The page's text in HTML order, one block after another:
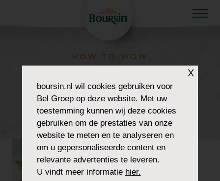
HOW TO WOW
MUSHROOM-
CROSTINI
X
boursin.nl wil cookies gebruiken voor
Bel Groep op deze website. Met uw
toestemming kunnen wij deze cookies
gebruiken om de prestaties van onze
website te meten en te analyseren en
om u gepersonaliseerde content en
relevante advertenties te leveren.
U vindt meer informatie hier.